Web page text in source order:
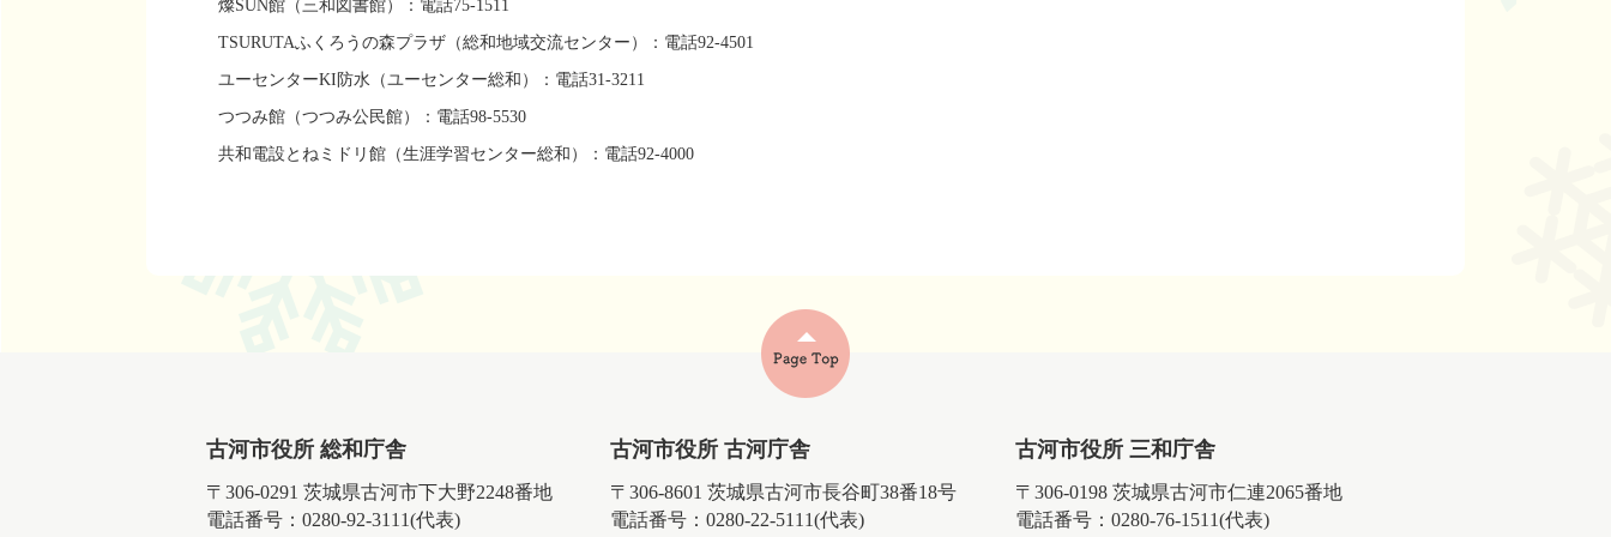
燦SUN館（三和図書館）：電話75-1511
TSURUTAふくろうの森プラザ（総和地域交流センター）：電話92-4501
ユーセンターKI防水（ユーセンター総和）：電話31-3211
つつみ館（つつみ公民館）：電話98-5530
共和電設とねミドリ館（生涯学習センター総和）：電話92-4000
古河市役所 総和庁舎
〒306-0291 茨城県古河市下大野2248番地
電話番号：0280-92-3111(代表)
古河市役所 古河庁舎
〒306-8601 茨城県古河市長谷町38番18号
電話番号：0280-22-5111(代表)
古河市役所 三和庁舎
〒306-0198 茨城県古河市仁連2065番地
電話番号：0280-76-1511(代表)